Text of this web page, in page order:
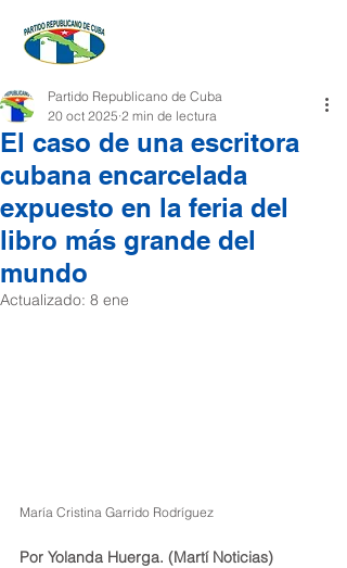
El caso de una escritora
cubana encarcelada
expuesto en la feria del
libro más grande del
mundo
Partido Republicano de Cuba
20 oct 2025 2 min de lectura
Actualizado: 8 ene
María Cristina Garrido Rodríguez
Por Yolanda Huerga. (Martí Noticias)